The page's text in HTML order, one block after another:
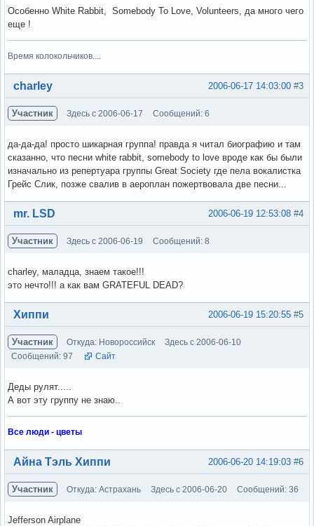
Особенно White Rabbit, Somebody To Love, Volunteers, да много чего
еще !
Время колокольчиков....
Вне форума #3
2006-06-17 14:03:00
charley
Участник Здесь с 2006-06-17 Сообщений: 6
да-да-да! просто шикарная группа! правда я читал биографию и там
сказанно, что песни white rabbit, somebody to love вроде как бы были
изначально из репертуара группы Great Society где пела вокалистка
Грейс Слик, позже свалив в аероплан пожертвовала две песни...
Вне форума #4
2006-06-19 12:53:08
mr. LSD
Участник Здесь с 2006-06-19 Сообщений: 8
charley, маладца, знаем такое!!!
это нечто!!! а как вам GRATEFUL DEAD?
Вне форума #5
2006-06-19 15:20:55
Хиппи
Участник Откуда: Новороссийск
Здесь с 2006-06-10
Сообщений: 97
Сайт
Деды рулят.....
А вот эту группу не знаю..
Все люди - цветы
Вне форума #6
2006-06-20 14:19:03
Айна Тэль Хиппи
Участник Откуда: Астрахань Здесь с 2006-06-20 Сообщений: 36
Jefferson Airplane